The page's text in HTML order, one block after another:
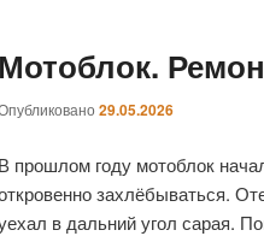
Мотоблок.
29.05.2026
В прошлом году мотоблок
захлёбываться.
в дальний угол сарая.